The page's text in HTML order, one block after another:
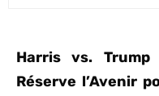
Harris vs.
Réserve l’Avenir